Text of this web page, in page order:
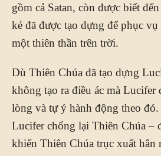
gồm cả Satan, còn được biết
kẻ đã được tạo dựng để phục
một thiên thần trên trời.
Dù Thiên Chúa đã tạo dựng
không tạo ra điều ác mà
lòng và tự ý hành động theo
Lucifer chống lại Thiên Chúa –
khiến Thiên Chúa trục xuất hắn